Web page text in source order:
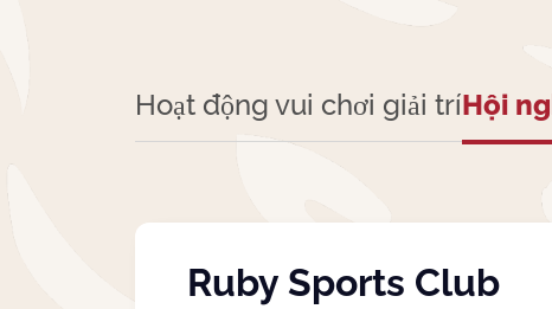
Hoạt động vui chơi giải tríHội
Ruby Sports Club